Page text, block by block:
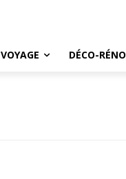
VOYAGE DÉCO-RÉNO